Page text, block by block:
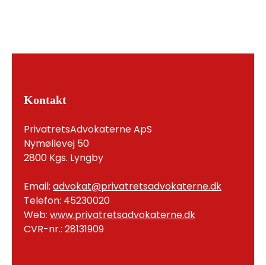
Kontakt
PrivatretsAdvokaterne ApS
Nymøllevej 50
2800 Kgs. Lyngby
Email: advokat@privatretsadvokaterne.dk
Telefon: 45230020
Web: www.privatretsadvokaterne.dk
CVR-nr.: 28131909